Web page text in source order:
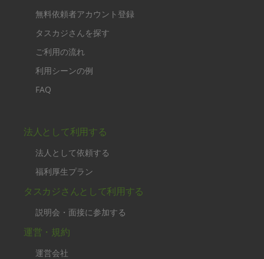
無料依頼者アカウント登録
タスカジさんを探す
ご利用の流れ
利用シーンの例
FAQ
法人として利用する
法人として依頼する
福利厚生プラン
タスカジさんとして利用する
説明会・面接に参加する
運営・規約
運営会社